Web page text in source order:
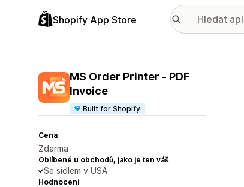
Shopify App Store
MS Order Printer ‑ PDF
Invoice
Built for Shopify
Cena
Zdarma
Oblíbené u obchodů, jako je ten váš
Se sídlem v USA
Hodnocení